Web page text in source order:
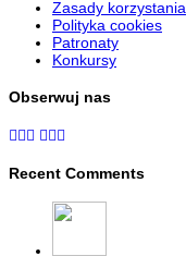
Zasady korzystania
Polityka cookies
Patronaty
Konkursy
Obserwuj nas
Recent Comments